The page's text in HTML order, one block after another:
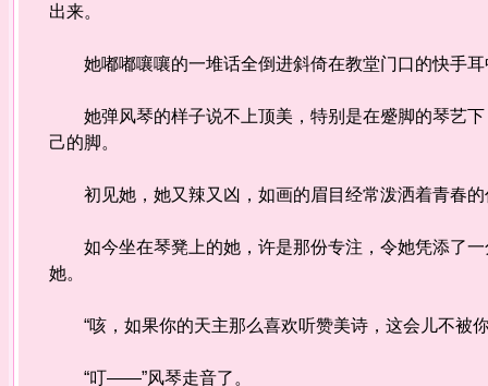
出来。
她嘟嘟嚷嚷的一堆话全倒进斜倚在教堂门口的快手耳
她弹风琴的样子说不上顶美，特别是在蹙脚的琴艺
己的脚。
初见她，她又辣又凶，如画的眉目经常泼洒着青春的
如今坐在琴凳上的她，许是那份专注，令她凭添了一
她。
“咳，如果你的天主那么喜欢听赞美诗，这会儿不被
“叮——”风琴走音了。